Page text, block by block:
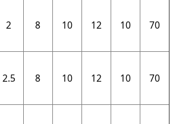
2 8 10 12 10 70
2.5 8 10 12 10 70